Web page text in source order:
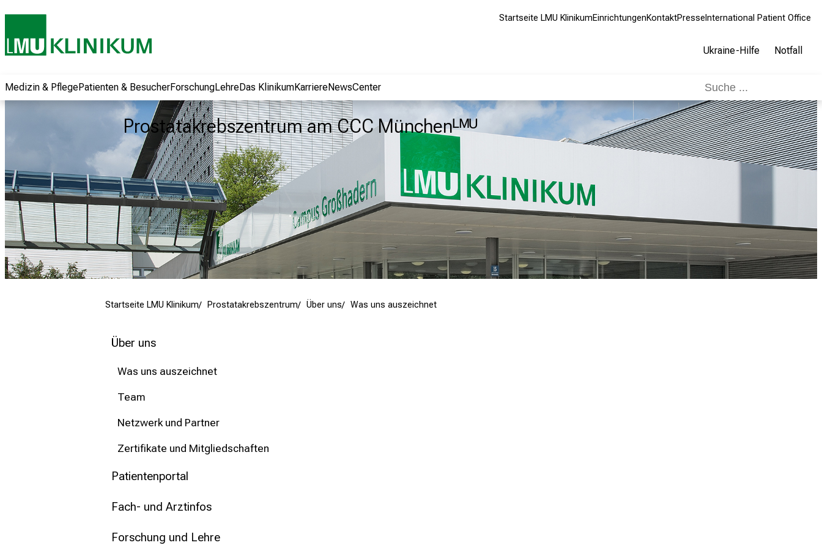
Startseite LMU KlinikumEinrichtungenKontaktPresse International Patient Office
Ukraine-Hilfe Notfall
Medizin & PflegePatienten & BesucherForschungLehreDas KlinikumKarriereNewsCenter
Prostatakrebszentrum am CCC Münchenᴸᴹᵁ
Startseite LMU Klinikum Prostatakrebszentrum Über uns Was uns auszeichnet
Über uns
Was uns auszeichnet
Team
Netzwerk und Partner
Zertifikate und Mitgliedschaften
Patientenportal
Fach- und Arztinfos
Forschung und Lehre
Informationen zu
Jobs, Ausbildungen
Weiterbildungen.
Kommen Sie
Kollegen aus und
lassen Sie sich von
der gelebten
Pflegewissenschaft
begeistern – ganz
unverbindlich und
ohne Anmeldung.
mehr Informationen